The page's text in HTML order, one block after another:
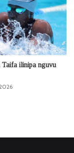
Taifa ilinipa nguvu